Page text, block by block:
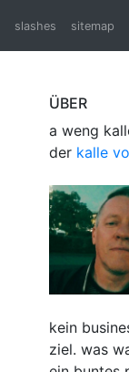
slashes sitemap
ÜBER
a weng
der kalle
kein
ziel. was